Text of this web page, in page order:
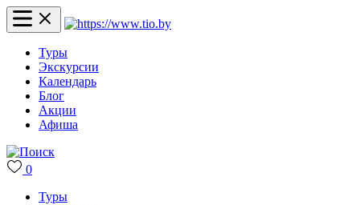
Туры
Экскурсии
Календарь
Блог
Акции
Афиша
0
Туры